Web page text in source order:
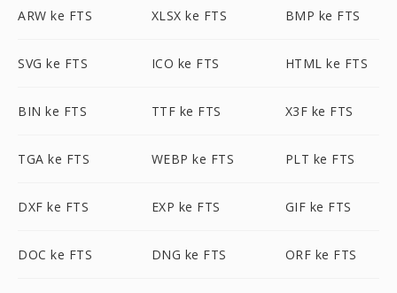
ARW ke FTS XLSX ke FTS BMP ke FTS
SVG ke FTS ICO ke FTS HTML ke FTS
BIN ke FTS TTF ke FTS X3F ke FTS
TGA ke FTS WEBP ke FTS PLT ke FTS
DXF ke FTS EXP ke FTS GIF ke FTS
DOC ke FTS DNG ke FTS ORF ke FTS